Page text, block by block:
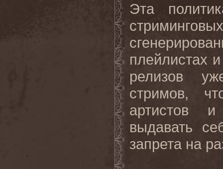
Эта
плейлистах
релизов
стримов,
артистов
выдавать
запрета на